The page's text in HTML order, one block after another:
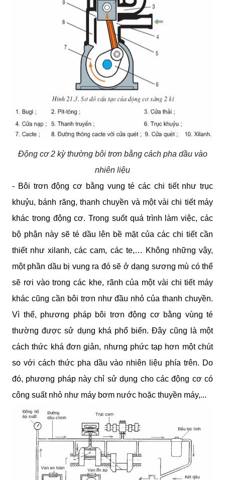
Động cơ 2 kỳ thường bôi trơn bằng cách pha dầu vào
nhiên liệu
- Bôi trơn động cơ bằng vung té các chi tiết như trục
khuỷu, bánh răng, thanh chuyền và một vài chi tiết máy
khác trong động cơ. Trong suốt quá trình làm việc, các
bộ phận này sẽ té dầu lên bề mặt của các chi tiết cần
thiết như xilanh, các cam, các te,… Không những vậy,
một phần dầu bị vung ra đó sẽ ở dạng sương mù có thể
sẽ rơi vào trong các khe, rãnh của một vài chi tiết máy
khác cũng cần bôi trơn như đầu nhỏ của thanh chuyền.
Vì thế, phương pháp bôi trơn động cơ bằng vùng té
thường được sử dụng khá phổ biến. Đây cũng là một
cách thức khá đơn giản, nhưng phức tạp hơn một chút
so với cách thức pha dầu vào nhiên liệu phía trên. Do
đó, phương pháp này chỉ sử dụng cho các động cơ có
công suất nhỏ như máy bơm nước hoặc thuyền máy,...